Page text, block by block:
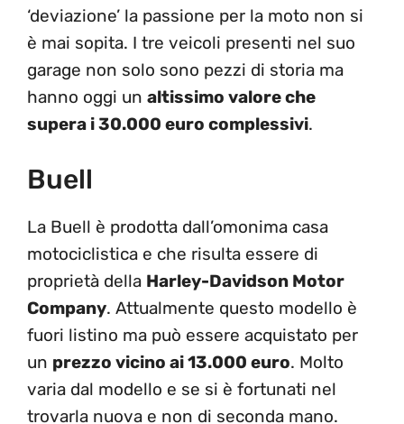
‘deviazione’ la passione per la moto non si
è mai sopita. I tre veicoli presenti nel suo
garage non solo sono pezzi di storia ma
hanno oggi un altissimo valore che
supera i 30.000 euro complessivi.
Buell
La Buell è prodotta dall’omonima casa
motociclistica e che risulta essere di
proprietà della Harley-Davidson Motor
Company. Attualmente questo modello è
fuori listino ma può essere acquistato per
un prezzo vicino ai 13.000 euro. Molto
varia dal modello e se si è fortunati nel
trovarla nuova e non di seconda mano.